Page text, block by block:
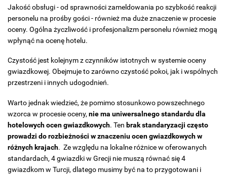
Jakość obsługi - od sprawności zameldowania po szybkość reakcji
personelu na prośby gości - również ma duże znaczenie w procesie
oceny. Ogólna życzliwość i profesjonalizm personelu również mogą
wpłynąć na ocenę hotelu.
Czystość jest kolejnym z czynników istotnych w systemie oceny
gwiazdkowej. Obejmuje to zarówno czystość pokoi, jak i wspólnych
przestrzeni i innych udogodnień.
Warto jednak wiedzieć, że pomimo stosunkowo powszechnego
wzorca w procesie oceny, nie ma uniwersalnego standardu dla
hotelowych ocen gwiazdkowych. Ten brak standaryzacji często
prowadzi do rozbieżności w znaczeniu ocen gwiazdkowych w
różnych krajach. Ze względu na lokalne różnice w oferowanych
standardach, 4 gwiazdki w Grecji nie muszą równać się 4
gwiazdkom w Turcji, dlatego musimy być na to przygotowani i